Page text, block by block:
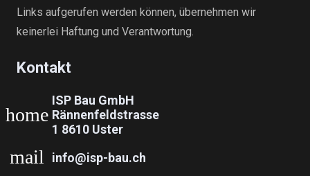
Links aufgerufen werden können, übernehmen wir
keinerlei Haftung und Verantwortung.
Kontakt
home
ISP Bau GmbH
Rännenfeldstrasse
1 8610 Uster
mail info@isp-bau.ch